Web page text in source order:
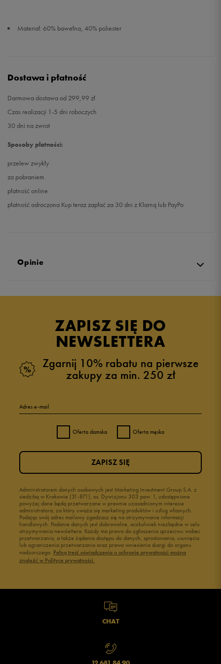
Materiał: 60% bawełna, 40% poliester
Dostawa i płatność
Darmowa dostawa od 299,99 zł
Czas realizacji 1-5 dni roboczych
30 dni na zwrot
Sposoby płatności:
przelew zwykły
za pobraniem
płatność online
płatność odroczona Kup teraz zapłać za 30 dni z Klarną lub PayPo
Opinie
ZAPISZ SIĘ DO
NEWSLETTERA
Zgarnij 10% rabatu na pierwsze
zakupy za min. 250 zł
Adres e-mail
Oferta damska Oferta męska
Administratorem danych osobowych jest Marketing Investment Group S.A. z
siedzibą w Krakowie (31-871), os. Dywizjonu 303 paw. 1, udostępnione
powyżej dane będą przetwarzane w prawnie uzasadnionym interesie
administratora, za który uważa się marketing produktów i usług własnych.
Podając swój adres mailowy zgadzasz się na otrzymywanie informacji
handlowych. Podanie danych jest dobrowolne, aczkolwiek niezbędne w celu
otrzymywania newslettera. Każdy ma prawo do zgłoszenia sprzeciwu wobec
przetwarzania, a także żądania dostępu do danych, sprostowania, usunięcia
lub ograniczenia przetwarzania oraz prawo wniesienia skargi do organu
nadzorczego. Pełną treść oświadczenia o ochronie prywatności można
znaleźć w Polityce prywatności.
ZAPISZ SIĘ
CHAT